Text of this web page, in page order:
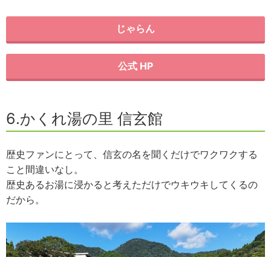
じゃらん
公式 HP
6.かくれ湯の里 信玄館
歴史ファンにとって、信玄の名を聞くだけでワクワクする
こと間違いなし。
歴史あるお湯に浸かると考えただけでウキウキしてくるの
だから。